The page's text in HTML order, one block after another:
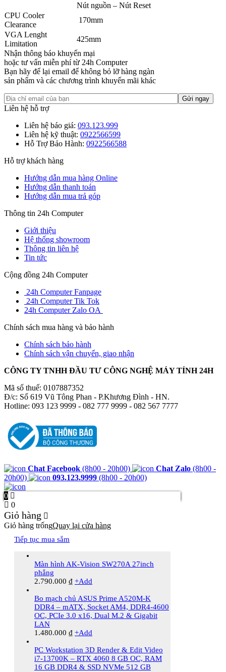
Nút nguồn – Nút Reset
CPU Cooler
Clearance
170mm
VGA Lenght
Limitation
425mm
Nhận thông báo khuyến mại
hoặc tư vấn miễn phí từ 24h Computer
Bạn hãy để lại email để không bỏ lỡ hàng ngàn
sản phẩm và các chương trình khuyến mãi khác
Liên hệ hỗ trợ
Liên hệ báo giá: 093.123.999
Liên hệ kỹ thuật: 0922566599
Hỗ Trợ Bảo Hành: 0922566588
Hỗ trợ khách hàng
Hướng dẫn mua hàng Online
Hướng dẫn thanh toán
Hướng dẫn mua trả góp
Thông tin 24h Computer
Giới thiệu
Hệ thống showroom
Thông tin liên hệ
Tin tức
Cộng đồng 24h Computer
24h Computer Fanpage
24h Computer Tik Tok
24h Computer Zalo OA
Chính sách mua hàng và bảo hành
Chính sách bảo hành
Chính sách vận chuyển, giao nhận
CÔNG TY TNHH ĐẦU TƯ CÔNG NGHỆ MÁY TÍNH 24H
Mã số thuế: 0107887352
Đ/c: Số 619 Vũ Tông Phan - P.Khương Đình - HN.
Hotline: 093 123 9999 - 082 777 9999 - 082 567 7777
Chat Facebook (8h00 - 20h00) Chat Zalo (8h00 -
20h00)
093.123.9999 (8h00 - 20h00)
0
0
Giỏ hàng
Giỏ hàng trốngQuay lại cửa hàng
Tiếp tục mua sắm
Màn hình AK-Vision SW270A 27inch
phẳng
2.790.000 ₫ +Add
Bo mạch chủ ASUS Prime A520M-K
DDR4 – mATX, Socket AM4, DDR4-4600
OC, PCIe 3.0 x16, Dual M.2 & Gigabit
LAN
1.480.000 ₫ +Add
PC Workstation 3D Render & Edit Video
i7-13700K – RTX 4060 8 GB OC, RAM
16 GB DDR4 & SSD NVMe 512 GB